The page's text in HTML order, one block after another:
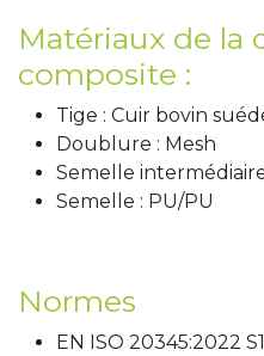
Matériaux de la
composite :
Tige : Cuir bovin
Doublure : Mesh
Semelle
Semelle : PU/PU
Normes
EN ISO 20345:2022 S1